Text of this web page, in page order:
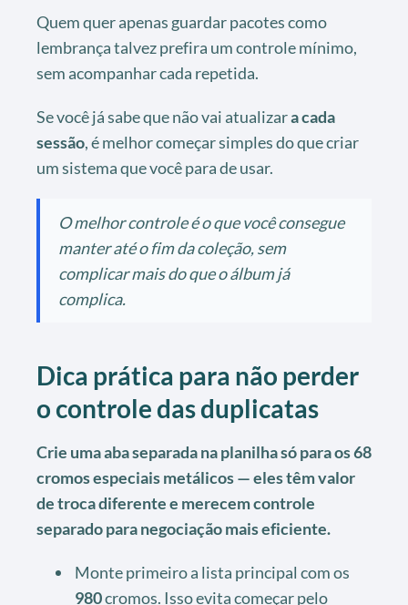
Quem quer apenas guardar pacotes como
lembrança talvez prefira um controle mínimo,
sem acompanhar cada repetida.
Se você já sabe que não vai atualizara cada
sessão, é melhor começar simples do que criar
um sistema que você para de usar.
O melhor controle é o que você consegue
manter até o fim da coleção, sem
complicar mais do que o álbum já
complica.
Dica prática para não perder
o controle das duplicatas
Crie uma aba separada na planilha só para os 68
cromos especiais metálicos — eles têm valor
de troca diferente e merecem controle
separado para negociação mais eficiente.
Monte primeiro a lista principal com os
980cromos. Isso evita começar pelo